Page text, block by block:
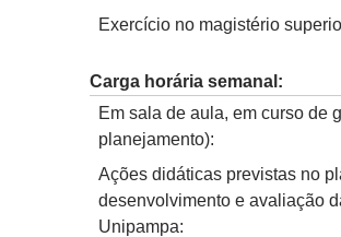
Exercício no magistério
Carga horária semanal:
Em sala de aula, em curso de
planejamento):
Ações didáticas previstas no
desenvolvimento e avaliação
Unipampa: